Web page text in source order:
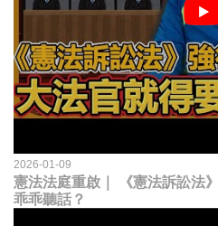
2026-01-09
憲法法庭重啟｜ 《憲法訴訟法
乖乖聽話？